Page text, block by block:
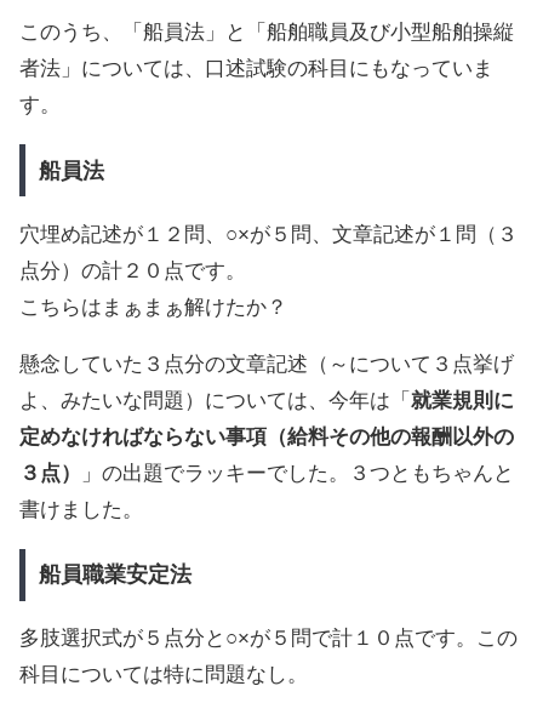
このうち、「船員法」と「船舶職員及び小型船舶操縦
者法」については、口述試験の科目にもなっていま
す。
船員法
穴埋め記述が１２問、○×が５問、文章記述が１問（３
点分）の計２０点です。
こちらはまぁまぁ解けたか？
懸念していた３点分の文章記述（～について３点挙げ
よ、みたいな問題）については、今年は「 就業規則に
定めなければならない事項（給料その他の報酬以外の
３点）
」の出題でラッキーでした。３つともちゃんと
書けました。
船員職業安定法
多肢選択式が５点分と○×が５問で計１０点です。この
科目については特に問題なし。